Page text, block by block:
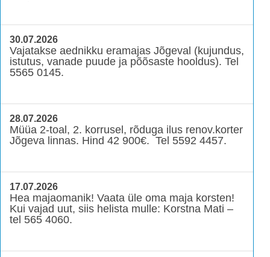
30.07.2026
Vajatakse aednikku eramajas Jõgeval (kujundus,
istutus, vanade puude ja põõsaste hooldus). Tel
5565 0145.
28.07.2026
Müüa 2-toal, 2. korrusel, rõduga ilus renov.korter
Jõgeva linnas. Hind 42 900€. Tel 5592 4457.
17.07.2026
Hea majaomanik! Vaata üle oma maja korsten!
Kui vajad uut, siis helista mulle: Korstna Mati –
tel 565 4060.